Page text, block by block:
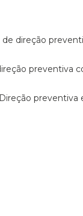
de direção
preventiva
direção